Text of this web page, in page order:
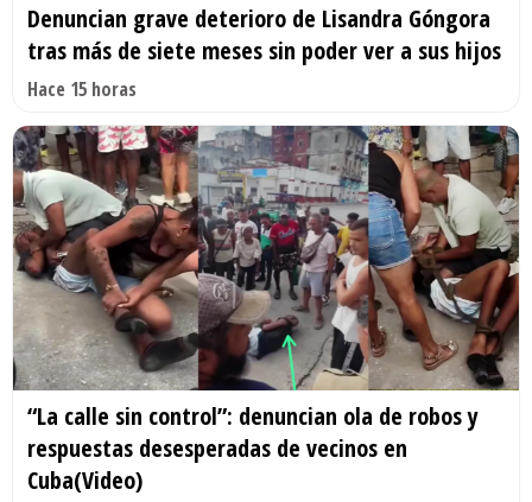
Denuncian grave deterioro de Lisandra Góngora
tras más de siete meses sin poder ver a sus hijos
Hace 15 horas
“La calle sin control”: denuncian ola de robos y
respuestas desesperadas de vecinos en
Cuba(Video)